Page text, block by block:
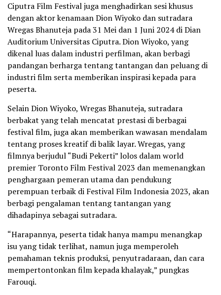
Ciputra Film Festival juga menghadirkan sesi khusus
dengan aktor kenamaan Dion Wiyoko dan sutradara
Wregas Bhanuteja pada 31 Mei dan 1 Juni 2024 di Dian
Auditorium Universitas Ciputra. Dion Wiyoko, yang
dikenal luas dalam industri perfilman, akan berbagi
pandangan berharga tentang tantangan dan peluang di
industri film serta memberikan inspirasi kepada para
peserta.
Selain Dion Wiyoko, Wregas Bhanuteja, sutradara
berbakat yang telah mencatat prestasi di berbagai
festival film, juga akan memberikan wawasan mendalam
tentang proses kreatif di balik layar. Wregas, yang
filmnya berjudul “Budi Pekerti” lolos dalam world
premier Toronto Film Festival 2023 dan memenangkan
penghargaan pemeran utama dan pendukung
perempuan terbaik di Festival Film Indonesia 2023, akan
berbagi pengalaman tentang tantangan yang
dihadapinya sebagai sutradara.
“Harapannya, peserta tidak hanya mampu menangkap
isu yang tidak terlihat, namun juga memperoleh
pemahaman teknis produksi, penyutradaraan, dan cara
mempertontonkan film kepada khalayak,” pungkas
Farouqi.